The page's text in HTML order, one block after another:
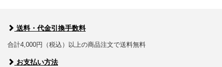
送料・代金引換手数料
合計4,000円（税込）以上の商品注文で送料無料
お支払い方法